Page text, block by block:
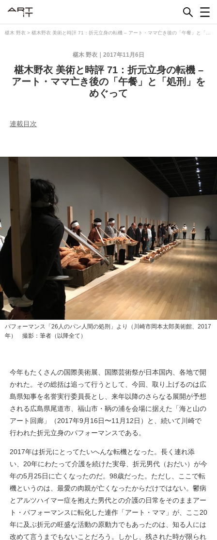
椹木 野衣 > 椹木野衣 美術と時評 71：折元立身の転機 – アート・ママ亡き後の「午餐」と「処
2017年11月6日
椹木 野衣
椹木野衣 美術と時評 71：折元立身の転機 –
アート・ママ亡き後の「午餐」と「処刑」を
めぐって
連載目次
パフォーマンス「26人のパン人間の処刑」より（川崎市岡本太郎美術館、2017
年） 撮影：筆者（以降全て）
今年もたくさんの国際美術展、国際芸術祭が日本国内、各地で開
かれた。その総括は追って行うとして、今回、取り上げるのは広
島県知事を名誉実行委員長とし、来年以降のさらなる展開が予想
される広島県尾道市、福山市・鞆の浦を会場に据えた「海と山の
アート回廊」（2017年9月16日〜11月12日）と、続いて川崎で
行われた折元立身のパフォーマンスである。
2017年は折元にとってたいへんな転機となった。長く連れ添
い、20年にわたって介護を続けた実母、折元男代（おだい）が今
年の5月25日に亡くなったのだ。98歳だった。ただし、ここで転
機というのは、最愛の肉親が亡くなったからだけではない。鬱病
とアルツハイマー症を抱えた男代との介護の日常をそのままアー
ト・パフォーマンスに転化した連作「アート・ママ」が、ここ20
年に及ぶ折元の旺盛な活動の原動力でもあったのは、知る人には
改めて言うまでもないことだろう。しかし、残された時が限られ